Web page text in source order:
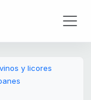
y licores